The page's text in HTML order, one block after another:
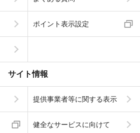
ポイント表示設定
サイト情報
提供事業者等に関する表示
健全なサービスに向けて